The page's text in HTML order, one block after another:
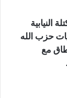
النيابية
حزب الله
مع